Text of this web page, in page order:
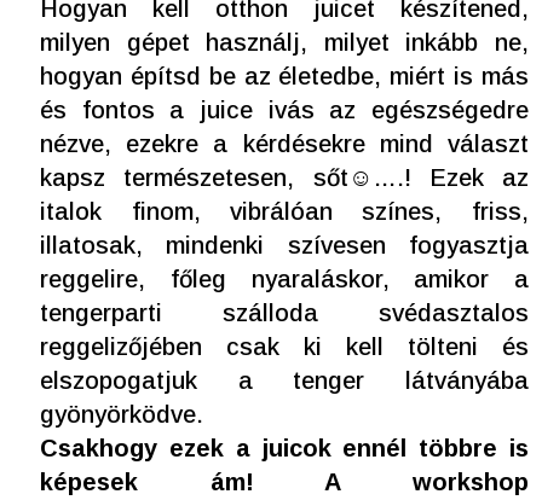
Hogyan kell otthon juicet készítened,
milyen gépet használj, milyet inkább ne,
hogyan építsd be az életedbe, miért is más
és fontos a juice ivás az egészségedre
nézve, ezekre a kérdésekre mind választ
kapsz természetesen, sőt☺….! Ezek az
italok finom, vibrálóan színes, friss,
illatosak, mindenki szívesen fogyasztja
reggelire, főleg nyaraláskor, amikor a
tengerparti szálloda svédasztalos
reggelizőjében csak ki kell tölteni és
elszopogatjuk a tenger látványába
gyönyörködve.
Csakhogy ezek a juicok ennél többre is
képesek ám! A workshop